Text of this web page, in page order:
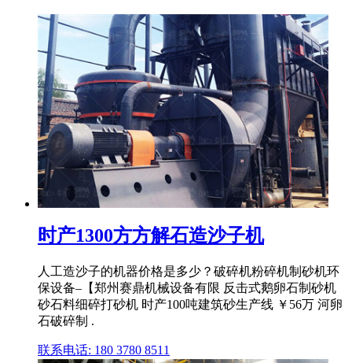
时产1300方方解石造沙子机
人工造沙子的机器价格是多少？破碎机粉碎机制砂机环
保设备–【郑州赛鼎机械设备有限 反击式鹅卵石制砂机
砂石料细碎打砂机 时产100吨建筑砂生产线 ￥56万 河卵
石破碎制 .
联系电话: 180 3780 8511